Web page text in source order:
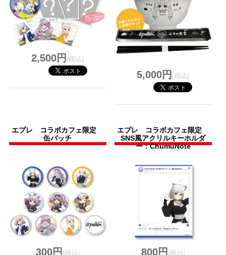
2,500円 (税込)
5,000円 (税込)
エプレ コラボカフェ限定
缶バッチ
300円 (税込)
エプレ コラボカフェ限定
SNS風アクリルキーホルダ
ー：ChumuNote
800円 (税込)